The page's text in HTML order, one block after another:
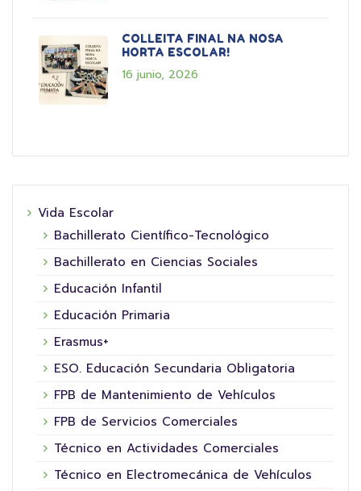
COLLEITA FINAL NA NOSA
HORTA ESCOLAR!
16 junio, 2026
Vida Escolar
Bachillerato Científico-Tecnológico
Bachillerato en Ciencias Sociales
Educación Infantil
Educación Primaria
Erasmus+
ESO. Educación Secundaria Obligatoria
FPB de Mantenimiento de Vehículos
FPB de Servicios Comerciales
Técnico en Actividades Comerciales
Técnico en Electromecánica de Vehículos